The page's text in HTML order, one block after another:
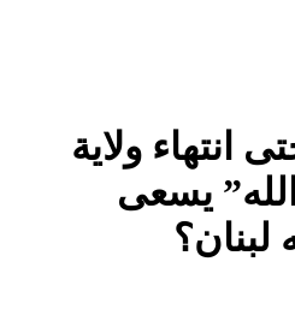
انتهاء ولاية
يسعى
لبنان؟